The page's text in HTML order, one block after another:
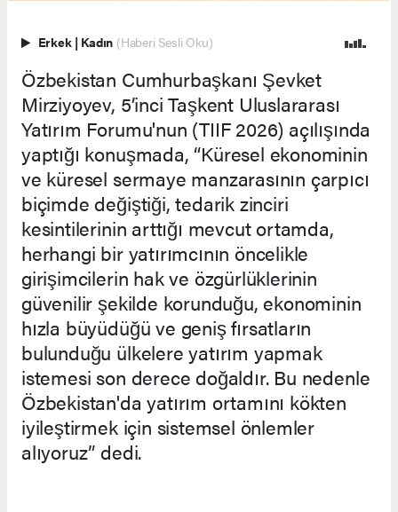
Erkek | Kadın (Haberi Sesli Oku)
Özbekistan Cumhurbaşkanı Şevket
Mirziyoyev, 5’inci Taşkent Uluslararası
Yatırım Forumu'nun (TIIF 2026) açılışında
yaptığı konuşmada, “Küresel ekonominin
ve küresel sermaye manzarasının çarpıcı
biçimde değiştiği, tedarik zinciri
kesintilerinin arttığı mevcut ortamda,
herhangi bir yatırımcının öncelikle
girişimcilerin hak ve özgürlüklerinin
güvenilir şekilde korunduğu, ekonominin
hızla büyüdüğü ve geniş fırsatların
bulunduğu ülkelere yatırım yapmak
istemesi son derece doğaldır. Bu nedenle
Özbekistan'da yatırım ortamını kökten
iyileştirmek için sistemsel önlemler
alıyoruz” dedi.